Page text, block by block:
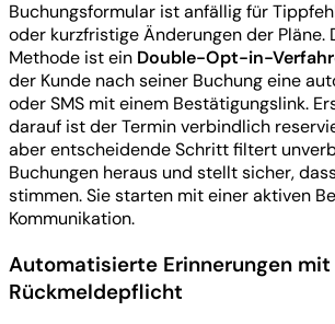
Buchungsformular ist anfällig für
oder kurzfristige Änderungen der Pläne.
Methode ist ein Double-Opt-in-
der Kunde nach seiner Buchung eine
oder SMS mit einem Bestätigungslink.
darauf ist der Termin verbindlich
aber entscheidende Schritt filtert
Buchungen heraus und stellt sicher,
stimmen. Sie starten mit einer aktiven
Kommunikation.
Automatisierte Erinnerungen mit
Rückmeldepflicht